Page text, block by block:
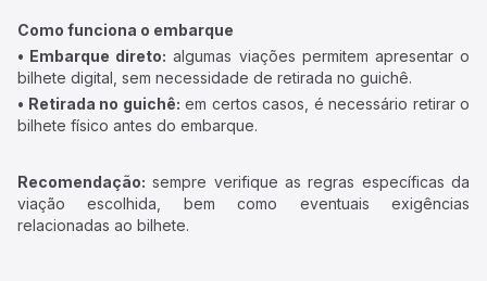
Como funciona o embarque
• Embarque direto: algumas viações permitem apresentar o
bilhete digital, sem necessidade de retirada no guichê.
• Retirada no guichê: em certos casos, é necessário retirar o
bilhete físico antes do embarque.
Recomendação: sempre verifique as regras específicas da
viação escolhida, bem como eventuais exigências
relacionadas ao bilhete.